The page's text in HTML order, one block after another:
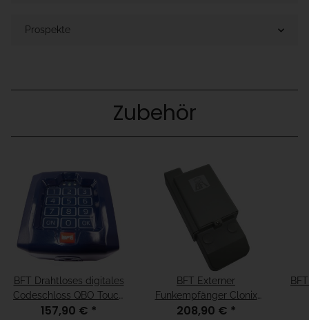
Prospekte
Zubehör
BFT Drahtloses digitales
Codeschloss QBO Touch
10 Kanal 433 MHz
157,90 € *
BFT Externer
Funkempfänger Clonix
2E 2 Kanal 433 MHz
208,90 € *